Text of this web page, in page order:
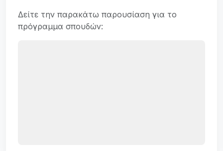
Δείτε την παρακάτω παρουσίαση για το
πρόγραμμα σπουδών: